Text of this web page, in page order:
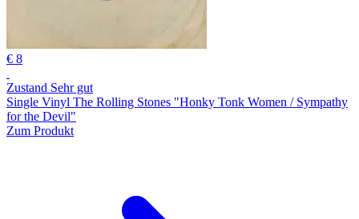
€ 8
Zustand Sehr gut
Single Vinyl The Rolling Stones "Honky Tonk Women / Sympathy
for the Devil"
Zum Produkt